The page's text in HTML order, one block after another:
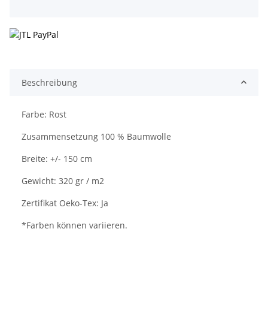
Beschreibung
Farbe: Rost
Zusammensetzung 100 % Baumwolle
Breite: +/- 150 cm
Gewicht: 320 gr / m2
Zertifikat Oeko-Tex: Ja
*Farben können variieren.